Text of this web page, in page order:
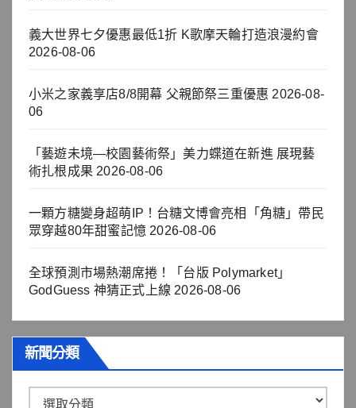
義大世界七夕優惠最低1折 K歌摩天輪打造浪漫約會
2026-08-06
小米之家義享店8/8開幕 父親節祭三重優惠 2026-08-
06
「藝遊未境—校園藝術祭」美力蝶道在新進 展現藝
術扎根成果 2026-08-06
一顆方糖變身超萌IP！台糖文博會亮相「角糖」帶民
眾穿越80年甜蜜記憶 2026-08-06
全球預測市場熱潮席捲！「台版 Polymarket」
GodGuess 神猜正式上線 2026-08-06
新聞分類